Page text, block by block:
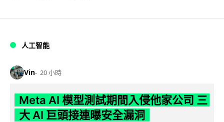
人工智能
Vin 20 小時
Meta AI 模型測試期間入侵他家公司 三
大 AI 巨頭接連曝安全漏洞